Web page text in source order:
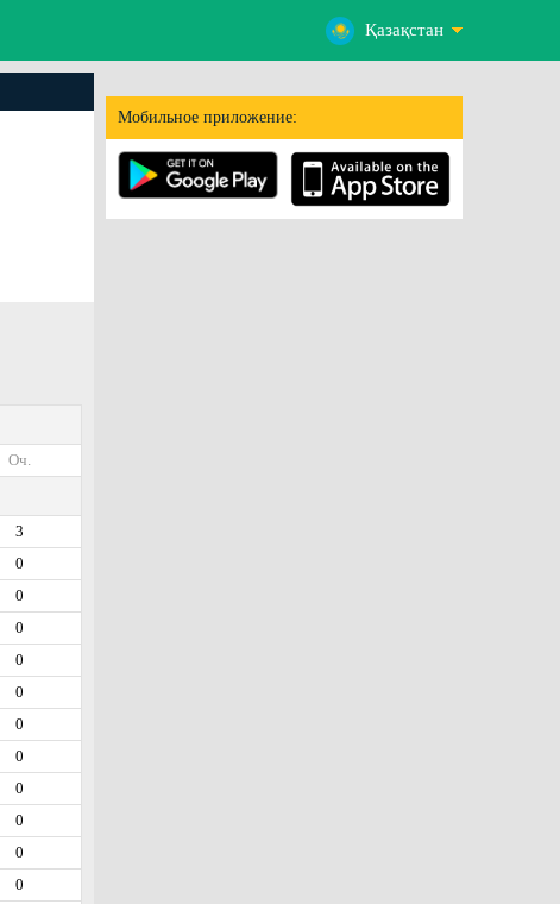
Қазақстан
Мобильное приложение:
Оч.
3
0
0
0
0
0
0
0
0
0
0
0